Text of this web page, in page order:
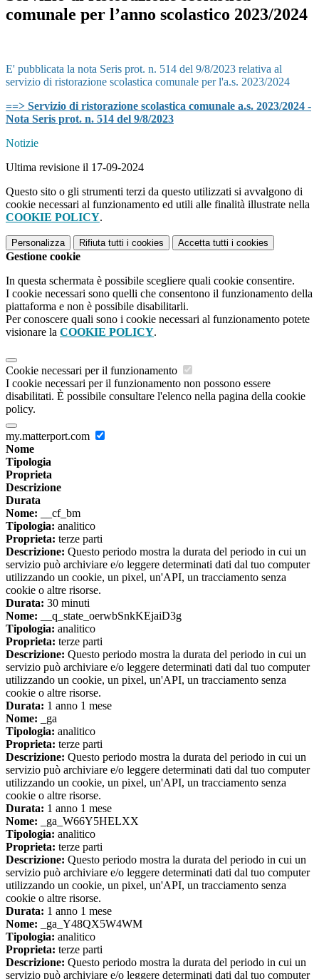
comunale per l’anno scolastico 2023/2024
E' pubblicata la nota Seris prot. n. 514 del 9/8/2023 relativa al
servizio di ristorazione scolastica comunale per l'a.s. 2023/2024
==> Servizio di ristorazione scolastica comunale a.s. 2023/2024 -
Nota Seris prot. n. 514 del 9/8/2023
Notizie
Ultima revisione il 17-09-2024
Questo sito o gli strumenti terzi da questo utilizzati si avvalgono di
cookie necessari al funzionamento ed utili alle finalità illustrate nella
COOKIE POLICY.
Personalizza Rifiuta tutti i cookies Accetta tutti i cookies
Gestione cookie
In questa schermata è possibile scegliere quali cookie consentire.
I cookie necessari sono quelli che consentono il funzionamento della
piattaforma e non è possibile disabilitarli.
Per conoscere quali sono i cookie necessari al funzionamento potete
visionare la COOKIE POLICY.
Cookie necessari per il funzionamento
I cookie necessari per il funzionamento non possono essere
disabilitati. È possibile consultare l'elenco nella pagina della cookie
policy.
my.matterport.com
Nome
Tipologia
Proprieta
Descrizione
Durata
Nome: __cf_bm
Tipologia: analitico
Proprieta: terze parti
Descrizione: Questo periodo mostra la durata del periodo in cui un
servizio può archiviare e/o leggere determinati dati dal tuo computer
utilizzando un cookie, un pixel, un'API, un tracciamento senza
cookie o altre risorse.
Durata: 30 minuti
Nome: __q_state_oerwbSnkKEjaiD3g
Tipologia: analitico
Proprieta: terze parti
Descrizione: Questo periodo mostra la durata del periodo in cui un
servizio può archiviare e/o leggere determinati dati dal tuo computer
utilizzando un cookie, un pixel, un'API, un tracciamento senza
cookie o altre risorse.
Durata: 1 anno 1 mese
Nome: _ga
Tipologia: analitico
Proprieta: terze parti
Descrizione: Questo periodo mostra la durata del periodo in cui un
servizio può archiviare e/o leggere determinati dati dal tuo computer
utilizzando un cookie, un pixel, un'API, un tracciamento senza
cookie o altre risorse.
Durata: 1 anno 1 mese
Nome: _ga_W66Y5HELXX
Tipologia: analitico
Proprieta: terze parti
Descrizione: Questo periodo mostra la durata del periodo in cui un
servizio può archiviare e/o leggere determinati dati dal tuo computer
utilizzando un cookie, un pixel, un'API, un tracciamento senza
cookie o altre risorse.
Durata: 1 anno 1 mese
Nome: _ga_Y48QX5W4WM
Tipologia: analitico
Proprieta: terze parti
Descrizione: Questo periodo mostra la durata del periodo in cui un
servizio può archiviare e/o leggere determinati dati dal tuo computer